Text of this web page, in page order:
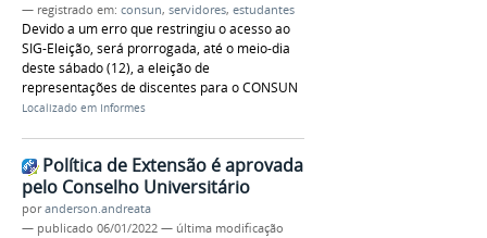
— registrado em: consun, servidores, estudantes
Devido a um erro que restringiu o acesso ao
SIG-Eleição, será prorrogada, até o meio-dia
deste sábado (12), a eleição de
representações de discentes para o CONSUN
Localizado em Informes
Política de Extensão é aprovada
pelo Conselho Universitário
poranderson.andreata
— publicado 06/01/2022 — última modificação